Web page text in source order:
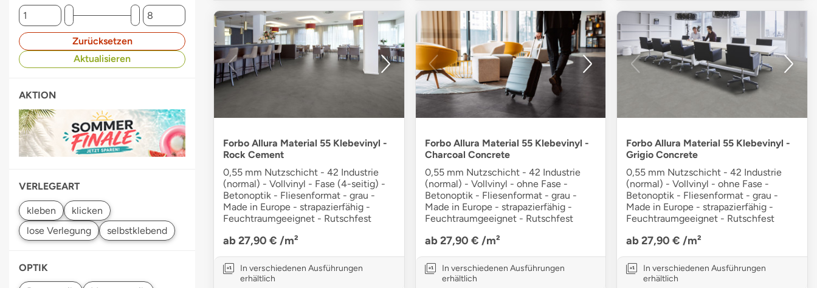
Zurücksetzen
Aktualisieren
AKTION
VERLEGEART
OPTIK
Forbo Allura Material 55 Klebevinyl -
Rock Cement
0,55 mm Nutzschicht - 42 Industrie
(normal) - Vollvinyl - Fase (4-seitig) -
Betonoptik - Fliesenformat - grau -
Made in Europe - strapazierfähig -
Feuchtraumgeeignet - Rutschfest
ab 27,90 € /m²
In verschiedenen Ausführungen
erhältlich
Forbo Allura Material 55 Klebevinyl -
Charcoal Concrete
0,55 mm Nutzschicht - 42 Industrie
(normal) - Vollvinyl - ohne Fase -
Betonoptik - Fliesenformat - grau -
Made in Europe - strapazierfähig -
Feuchtraumgeeignet - Rutschfest
ab 27,90 € /m²
In verschiedenen Ausführungen
erhältlich
Forbo Allura Material 55 Klebevinyl -
Grigio Concrete
0,55 mm Nutzschicht - 42 Industrie
(normal) - Vollvinyl - ohne Fase -
Betonoptik - Fliesenformat - grau -
Made in Europe - strapazierfähig -
Feuchtraumgeeignet - Rutschfest
ab 27,90 € /m²
In verschiedenen Ausführungen
erhältlich